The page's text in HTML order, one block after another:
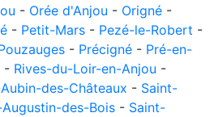
- Orée d'Anjou - Origné -
- Petit-Mars - Pezé-le-Robert -
- Précigné - Pré-en-
- Rives-du-Loir-en-Anjou -
des-Châteaux - Saint-
des-Bois - Saint-